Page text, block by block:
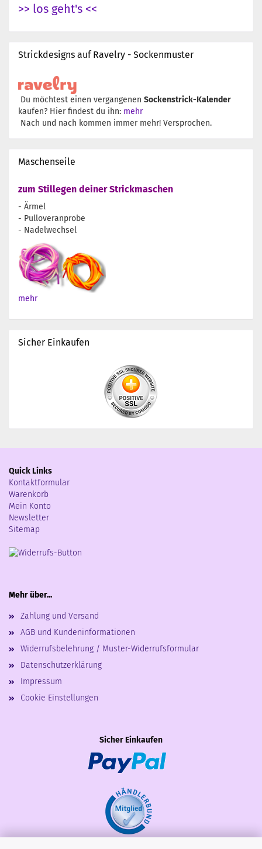
>> los geht's <<
Strickdesigns auf Ravelry - Sockenmuster
Du möchtest einen vergangenen Sockenstrick-Kalender
kaufen? Hier findest du ihn: mehr
Nach und nach kommen immer mehr! Versprochen.
Maschenseile
zum Stillegen deiner Strickmaschen
- Ärmel
- Pulloveranprobe
- Nadelwechsel
mehr
Sicher Einkaufen
Quick Links
Kontaktformular
Warenkorb
Mein Konto
Newsletter
Sitemap
Mehr über...
Zahlung und Versand
AGB und Kundeninformationen
Widerrufsbelehrung / Muster-Widerrufsformular
Datenschutzerklärung
Impressum
Cookie Einstellungen
Sicher Einkaufen